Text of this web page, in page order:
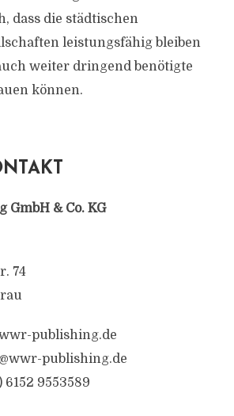
dass die städtischen
leistungsfähig bleiben
weiter dringend benötigte
können.
& Co. KG
74
publishing.de
publishing.de
6152 9553589